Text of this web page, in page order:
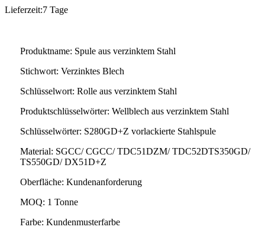
Lieferzeit:7 Tage
Produktname: Spule aus verzinktem Stahl
Stichwort: Verzinktes Blech
Schlüsselwort: Rolle aus verzinktem Stahl
Produktschlüsselwörter: Wellblech aus verzinktem Stahl
Schlüsselwörter: S280GD+Z vorlackierte Stahlspule
Material: SGCC/ CGCC/ TDC51DZM/ TDC52DTS350GD/
TS550GD/ DX51D+Z
Oberfläche: Kundenanforderung
MOQ: 1 Tonne
Farbe: Kundenmusterfarbe